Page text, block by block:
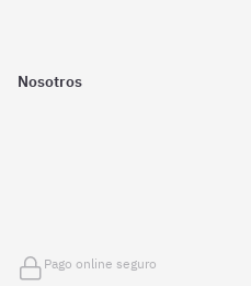
Nosotros
Pago online seguro